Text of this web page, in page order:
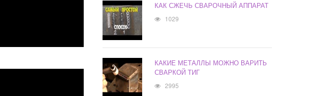
КАК СЖЕЧЬ СВАРОЧНЫЙ АППАРАТ
1029
КАКИЕ МЕТАЛЛЫ МОЖНО ВАРИТЬ
СВАРКОЙ ТИГ
2995